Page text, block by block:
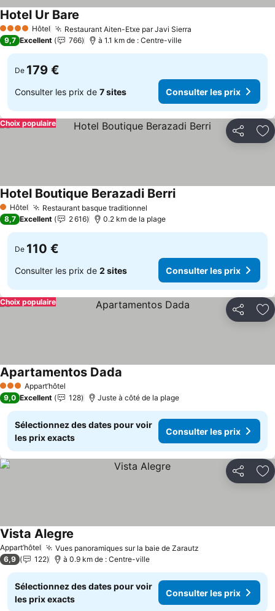
4 Étoiles Hôtel Restaurant Aiten-Etxe par Javi Sierra
Hotel Ur Bare
9,7 Excellent 766 à 1.1 km de : Centre-ville
De 179 €
Consulter les prix de 7 sites Consulter les prix
Partager
Choix populaire
1 Étoiles
Hôtel Restaurant basque traditionnel
Hotel Boutique Berazadi BerriConsulter les prix
8,7 Excellent 2 616 0.2 km de la plage
De 110 €
Consulter les prix de 2 sites Consulter les prix
Partager
Choix populaire
3 ÉtoilesAppart’hôtel
Apartamentos Dada
9,0 Excellent 128 Juste à côté de la plage
Sélectionnez des dates pour voir
les prix exacts
Consulter les prix
Partager
Appart’hôtel Vues panoramiques sur la baie de Zarautz
Vista Alegre
6,9 122 à 0.9 km de : Centre-ville
Sélectionnez des dates pour voir
les prix exacts
Consulter les prix